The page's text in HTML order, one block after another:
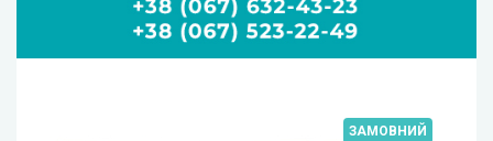
ЗАМОВНИЙ